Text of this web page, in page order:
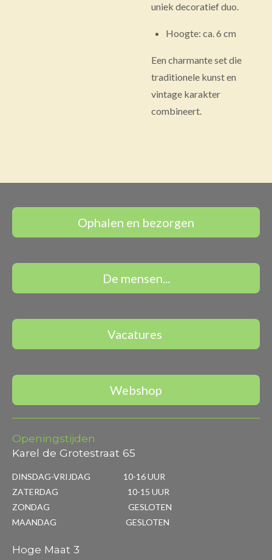
uniek decoratief duo.
Hoogte: ca. 6 cm
Een charmante set die
traditionele kunst en
vintage karakter
combineert.
Ophalen en bezorgen
De mensen...
Vacatures
Webshop
Openingstijden
Karel de Grotestraat 65
DINSDAG-VRIJDAG 10-16 UUR
ZATERDAG 10-15 UUR
ZONDAG GESLOTEN
MAANDAG GESLOTEN
Hoge Maat 3